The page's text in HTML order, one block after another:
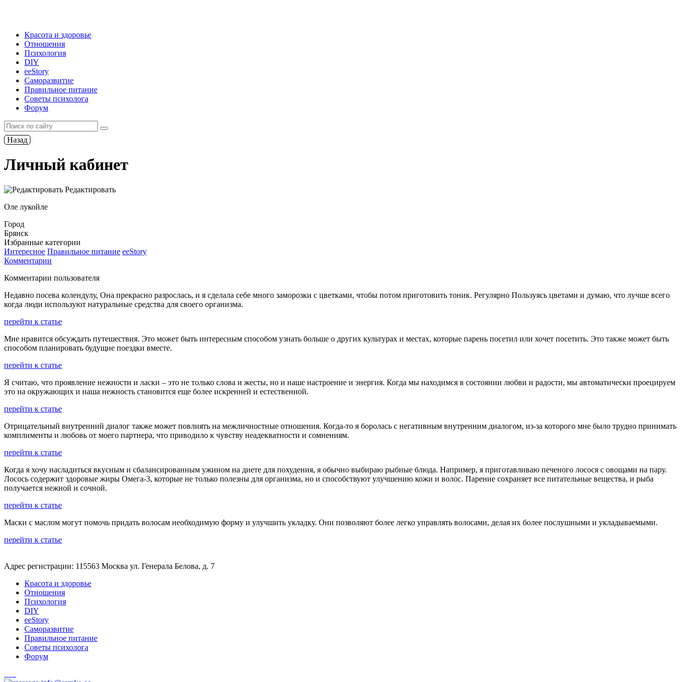
Красота и здоровье
Отношения
Психология
DIY
ееStory
Саморазвитие
Правильное питание
Советы психолога
Форум
Назад
Личный кабинет
Редактировать
Оле лукойле
Город
Брянск
Избранные категории
Интересное Правильное питание ееStory
Комментарии
Комментарии пользователя
Недавно посева колендулу, Она прекрасно разрослась, и я сделала себе много заморозки с цветками, чтобы потом приготовить тоник. Регулярно Пользуясь цветами и думаю, что лучше всего
когда люди используют натуральные средства для своего организма.
перейти к статье
Мне нравится обсуждать путешествия. Это может быть интересным способом узнать больше о других культурах и местах, которые парень посетил или хочет посетить. Это также может быть
способом планировать будущие поездки вместе.
перейти к статье
Я считаю, что проявление нежности и ласки – это не только слова и жесты, но и наше настроение и энергия. Когда мы находимся в состоянии любви и радости, мы автоматически проецируем
это на окружающих и наша нежность становится еще более искренней и естественной.
перейти к статье
Отрицательный внутренний диалог также может повлиять на межличностные отношения. Когда-то я боролась с негативным внутренним диалогом, из-за которого мне было трудно принимать
комплименты и любовь от моего партнера, что приводило к чувству неадекватности и сомнениям.
перейти к статье
Когда я хочу насладиться вкусным и сбалансированным ужином на диете для похудения, я обычно выбираю рыбные блюда. Например, я приготавливаю печеного лосося с овощами на пару.
Лосось содержит здоровые жиры Омега-3, которые не только полезны для организма, но и способствуют улучшению кожи и волос. Парение сохраняет все питательные вещества, и рыба
получается нежной и сочной.
перейти к статье
Маски с маслом могут помочь придать волосам необходимую форму и улучшить укладку. Они позволяют более легко управлять волосами, делая их более послушными и укладываемыми.
перейти к статье
Адрес регистрации: 115563 Москва ул. Генерала Белова, д. 7
Красота и здоровье
Отношения
Психология
DIY
ееStory
Саморазвитие
Правильное питание
Советы психолога
Форум